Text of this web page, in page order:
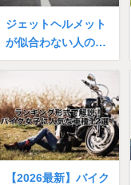
ジェットヘルメット
が似合わない人の…
【2026最新】バイク